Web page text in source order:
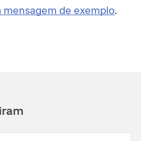
mensagem de exemplo.